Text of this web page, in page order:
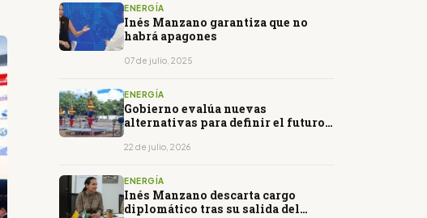
ENERGÍA
Inés Manzano garantiza que no
habrá apagones
07 de julio, 2025
ENERGÍA
Gobierno evalúa nuevas
alternativas para definir el futuro
22 de julio, 2026
ENERGÍA
Inés Manzano descarta cargo
diplomático tras su salida del